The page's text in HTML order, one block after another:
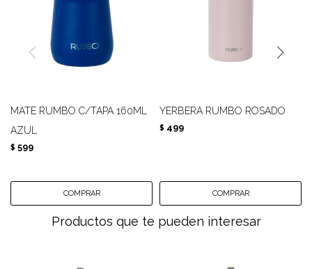
MATE RUMBO C/TAPA 160ML
AZUL
$ 599
YERBERA RUMBO ROSADO
$ 499
Productos que te pueden interesar